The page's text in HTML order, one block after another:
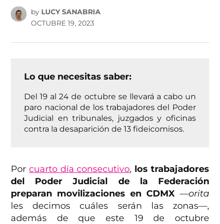
by LUCY SANABRIA
OCTUBRE 19, 2023
Lo que necesitas saber:
Del 19 al 24 de octubre se llevará a cabo un
paro nacional de los trabajadores del Poder
Judicial en tribunales, juzgados y oficinas
contra la desaparición de 13 fideicomisos.
Porcuarto día consecutivo, los trabajadores
del Poder Judicial de la Federación
preparan movilizaciones en CDMX—orita
les decimos cuáles serán las zonas—,
además de que este 19 de octubre